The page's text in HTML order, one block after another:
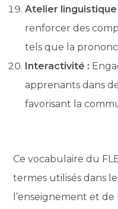
Atelier linguistique
renforcer des
tels que la
Interactivité :
apprenants dans
favorisant la
Ce vocabulaire du
termes utilisés dans
l’enseignement et